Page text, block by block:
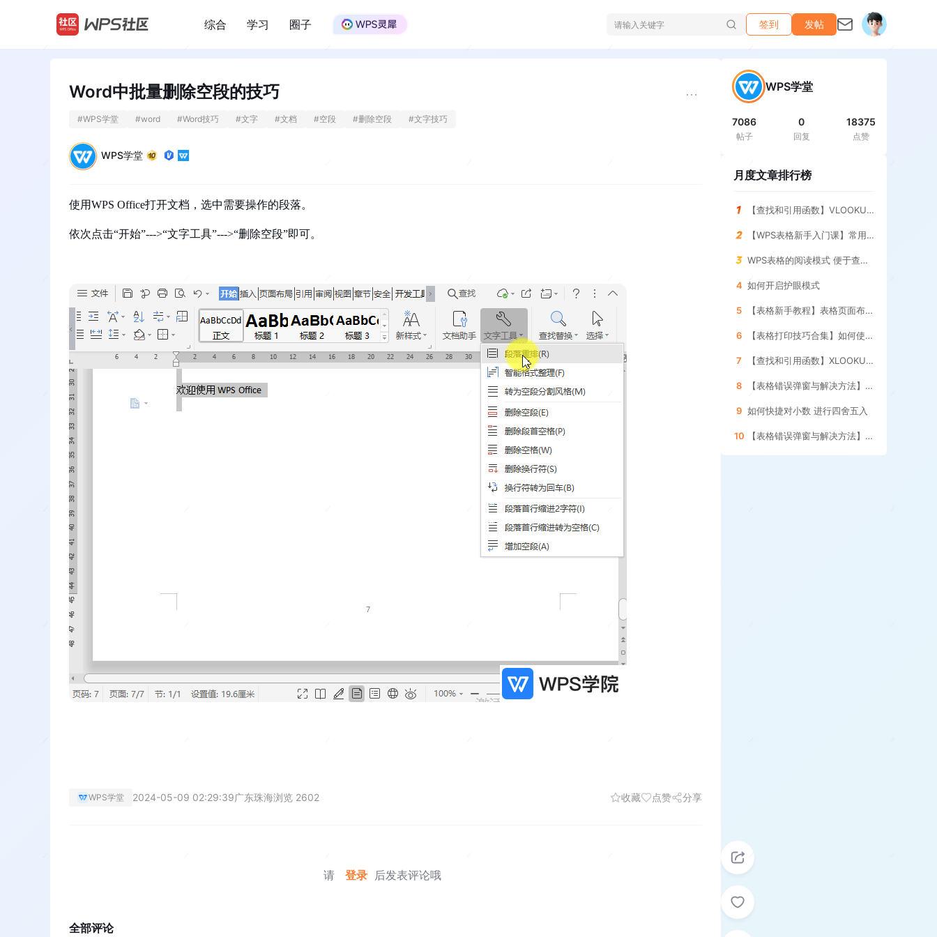
/
综合 学习 圈子 签到 发帖
Word中批量删除空段的技巧
#WPS学堂 #word #Word技巧 #文字 #文档 #空段 #删除空段 #文字技巧
WPS学堂
使用WPS Office打开文档，选中需要操作的段落。
依次点击“开始”--->“文字工具”--->“删除空段”即可。
WPS学堂 2024-05-09 02:29:39广东珠海浏览 2602 收藏 点赞 分享
请 登录 后发表评论哦
全部评论
WPS学堂
7086
帖子
0
回复
18375
点赞
月度文章排行榜
【查找和引用函数】VLOOKUP函数 查询指定条件的结果
【WPS表格新手入门课】常用求和函数 SUM函数
WPS表格的阅读模式 便于查找表格
4 如何开启护眼模式
5 【表格新手教程】表格页面布局 调整与设置
6 【表格打印技巧合集】如何使用表格的 分页预览功能
7 【查找和引用函数】XLOOKUP函数的 使用方法
8 【表格错误弹窗与解决方法】如何处理引用其它表格 数据更新的提示框
9 如何快捷对小数 进行四舍五入
10 【表格错误弹窗与解决方法】如何删除表格内的 空格和空白字符